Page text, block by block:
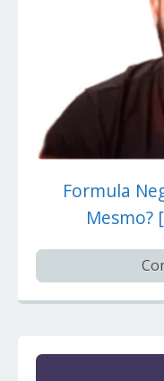
Formula
Mesmo?